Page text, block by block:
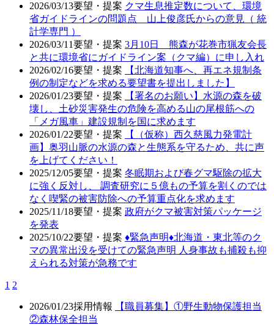
2026/03/13要望・提案 クマ生息推定数について、環境
省ガイドラインの問題点 山上俊彦氏からの意見（ 統
計学専門 ）
2026/03/11要望・提案 3月10日 熊森が花巻市猟友会長
と共に環境省にガイドライン案（クマ編）に申し入れ
2026/02/16要望・提案
【北海道知事へ、再エネ規制条
例の制定などを求める要望書を提出しました】
2026/01/23要望・提案
【署名のお願い】水源の森を破
壊し、土砂災害発生の危険を高める山の尾根筋への
「メガ風車」建設規制を国に求めます
2026/01/22要望・提案
【（仮称）西久慈風力発電計
画】奥羽山脈の水源の森と生態系を守るため、共に声
を上げてください！
2025/12/05要望・提案 冬眠期および春グマ駆除の拡大
に強く反対し、 調査研究に５億もの予算を割くのでは
なく喫緊の被害防除への予算重点化を求めます
2025/11/18要望・提案 政府がクマ被害対策パッケージ
を発表
2025/10/22要望・提案 ♦️緊急声明♦️北海道・東北等のク
マの異常出没を受けての緊急声明 人身事故も捕殺も抑
えられる対策が急務です
1 2
2026/01/23採用情報
【職員募集】①野生動物保護担当
②森林保全担当